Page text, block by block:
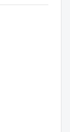
・制震機能
より安心の
！
す◎